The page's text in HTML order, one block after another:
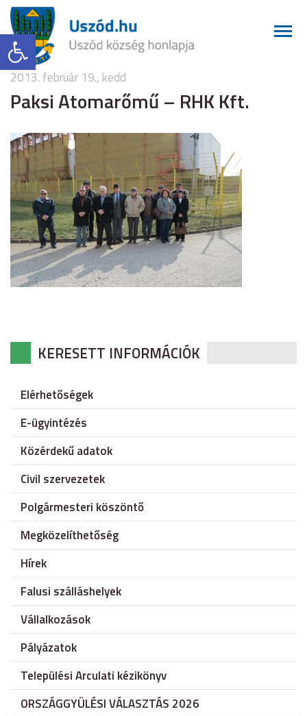
Eszköztár megnyitása
2013. február 19., kedd
Paksi Atomarőmű – RHK Kft.
KERESETT INFORMÁCIÓK
Elérhetőségek
E-ügyintézés
Közérdekű adatok
Civil szervezetek
Polgármesteri köszöntő
Megközelíthetőség
Hírek
Falusi szálláshelyek
Vállalkozások
Pályázatok
Települési Arculati kézikönyv
ORSZÁGGYÜLÉSI VÁLASZTÁS 2026